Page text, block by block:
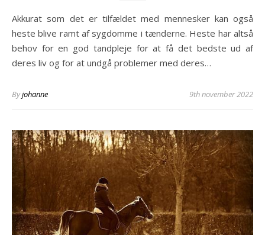
Akkurat som det er tilfældet med mennesker kan også
heste blive ramt af sygdomme i tænderne. Heste har altså
behov for en god tandpleje for at få det bedste ud af
deres liv og for at undgå problemer med deres…
Byjohanne 9th november 2022